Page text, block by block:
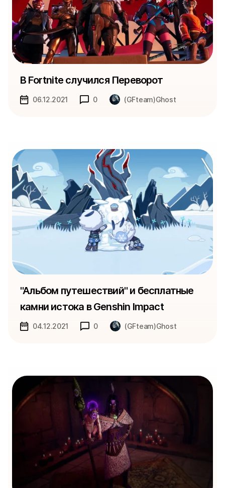
В Fortnite случился Переворот
06.12.2021 0 (GFteam)Ghost
"Альбом путешествий" и бесплатные
камни истока в Genshin Impact
04.12.2021 0 (GFteam)Ghost